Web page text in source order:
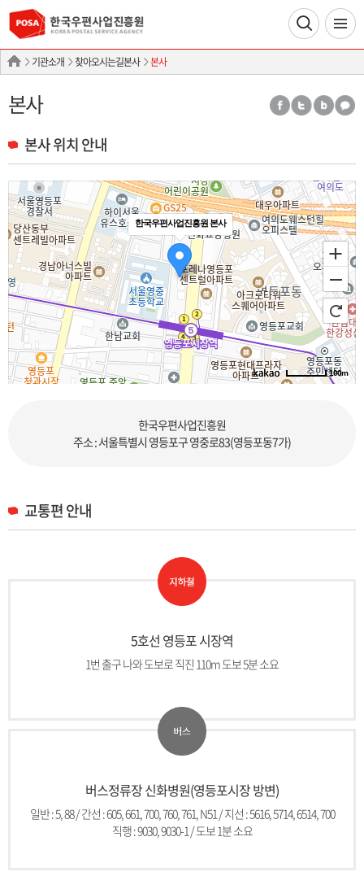
기관소개 찾아오시는길본사 본사
본사
본사 위치 안내
한국우편사업진흥원 본사
100m
한국우편사업진흥원
주소 : 서울특별시 영등포구 영중로83(영등포동7가)
교통편 안내
5호선 영등포 시장역
1번 출구 나와 도보로 직진 110m 도보 5분 소요
버스정류장 신화병원(영등포시장 방변)
일반 : 5, 88 / 간선 : 605, 661, 700, 760, 761, N51 / 지선 : 5616, 5714, 6514, 700
직행 : 9030, 9030-1 / 도보 1분 소요